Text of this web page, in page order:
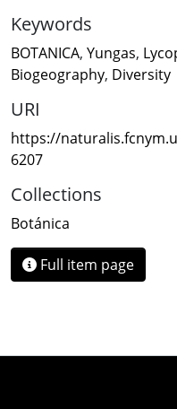
Keywords
BOTANICA, Yungas,
Biogeography, Diversity
URI
https://
6207
Collections
Botánica
Full item page